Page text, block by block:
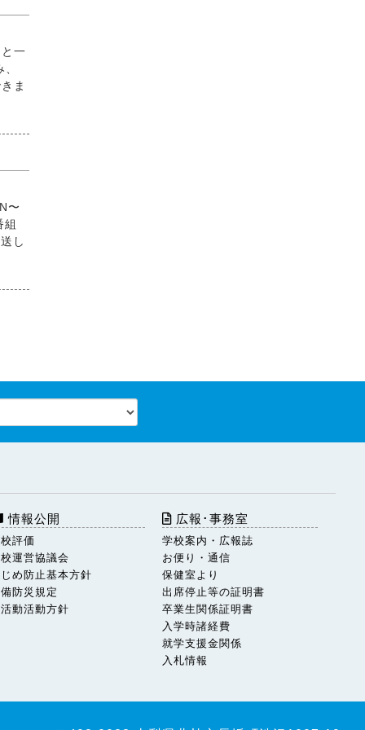
一
ま
〜
し
情報公開
評価
運営協議会
め防止基本方針
防災規定
動活動方針
広報･事務室
学校案内・広報誌
お便り・通信
保健室より
出席停止等の証明書
卒業生関係証明書
入学時諸経費
就学支援金関係
入札情報